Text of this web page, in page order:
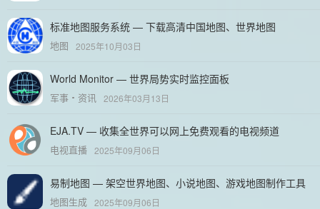
标准地图服务系统 — 下载高清中国地图、世界地图
地图 2025年10月03日
World Monitor — 世界局势实时监控面板
军事 资讯 2026年03月13日
EJA.TV — 收集全世界可以网上免费观看的电视频道
电视直播 2025年09月06日
易制地图 — 架空世界地图、小说地图、游戏地图制作工具
地图生成 2025年09月06日